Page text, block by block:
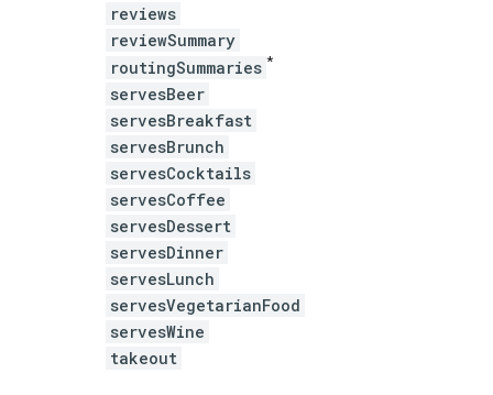
reviews
reviewSummary
routingSummaries *
servesBeer
servesBreakfast
servesBrunch
servesCocktails
servesCoffee
servesDessert
servesDinner
servesLunch
servesVegetarianFood
servesWine
takeout